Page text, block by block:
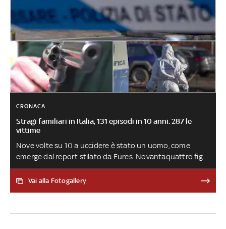
CRONACA
Stragi familiari in Italia, 131 episodi in 10 anni. 287 le
vittime
Nove volte su 10 a uccidere è stato un uomo, come
emerge dal report stilato da Eures. Novantaquattro figli
hanno perso la vita perché uccisi dai genitori.
Settantuno i casi di suicidio allargato, che si sono
Vai alla Fotogallery